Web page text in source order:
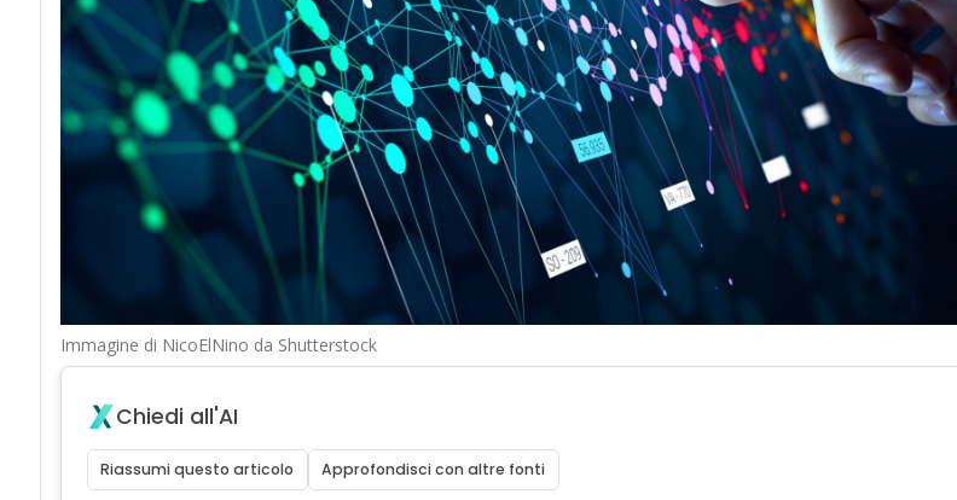
Immagine di NicoElNino da Shutterstock
Chiedi all'AI
Riassumi questo articolo Approfondisci con altre fonti